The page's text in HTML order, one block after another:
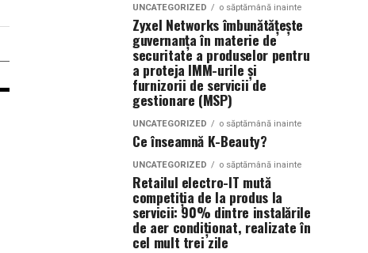
UNCATEGORIZED o săptămână inainte
Zyxel Networks îmbunătățește
guvernanța în materie de
securitate a produselor pentru
a proteja IMM-urile și
furnizorii de servicii de
gestionare (MSP)
UNCATEGORIZED o săptămână inainte
Ce înseamnă K-Beauty?
UNCATEGORIZED o săptămână inainte
Retailul electro-IT mută
competiția de la produs la
servicii: 90% dintre instalările
de aer condiționat, realizate în
cel mult trei zile